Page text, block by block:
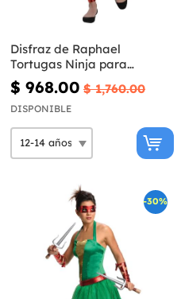
Disfraz de Raphael
Tortugas Ninja para
adolescente
$ 968.00 $ 1,760.00
DISPONIBLE
-30%